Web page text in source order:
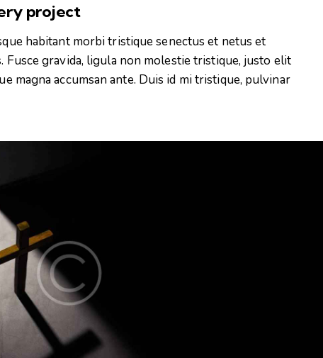
project
habitant morbi tristique senectus et netus et
Fusce gravida, ligula non molestie tristique, justo elit
magna accumsan ante. Duis id mi tristique, pulvinar